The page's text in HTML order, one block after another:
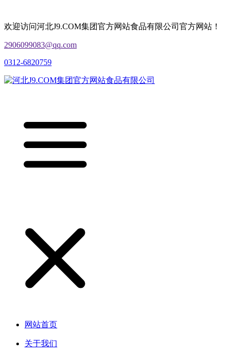
欢迎访问河北J9.COM集团官方网站食品有限公司官方网站！
2906099083@qq.com
0312-6820759
网站首页
关于我们